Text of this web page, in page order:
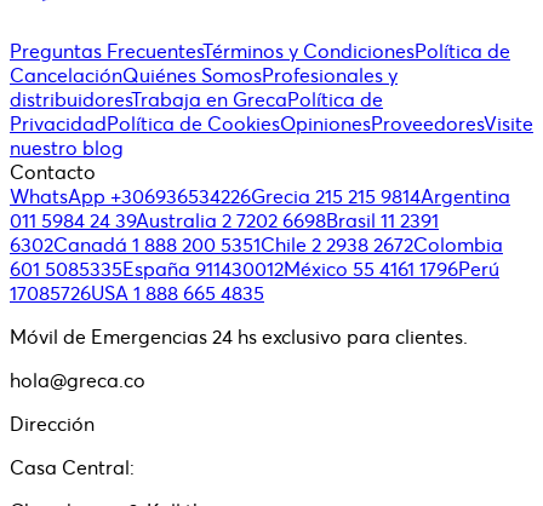
Preguntas FrecuentesTérminos y CondicionesPolítica de
CancelaciónQuiénes SomosProfesionales y
distribuidoresTrabaja en GrecaPolítica de
PrivacidadPolítica de CookiesOpinionesProveedoresVisite
nuestro blog
Contacto
WhatsApp +306936534226Grecia 215 215 9814Argentina
011 5984 24 39Australia 2 7202 6698Brasil 11 2391
6302Canadá 1 888 200 5351Chile 2 2938 2672Colombia
601 5085335España 911430012México 55 4161 1796Perú
17085726USA 1 888 665 4835
Móvil de Emergencias 24 hs exclusivo para clientes.
hola@greca.co
Dirección
Casa Central: